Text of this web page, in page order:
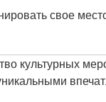
свое
культурных